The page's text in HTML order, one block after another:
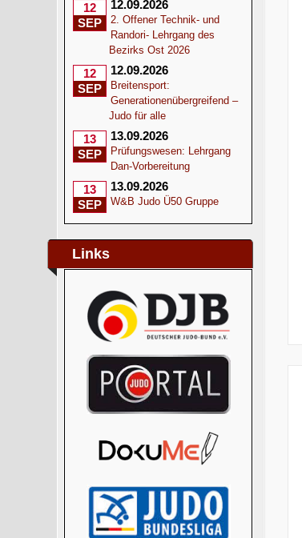
12
SEP
12.09.2026
2. Offener Technik- und
Randori- Lehrgang des
Bezirks Ost 2026
12
SEP
12.09.2026
Breitensport:
Generationenübergreifend –
Judo für alle
13
SEP
13.09.2026
Prüfungswesen: Lehrgang
Dan-Vorbereitung
13
SEP
13.09.2026
W&B Judo Ü50 Gruppe
Links